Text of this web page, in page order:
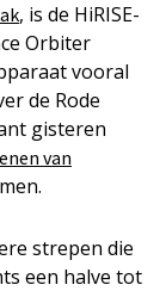
, is de HiRISE-
Orbiter
vooral
de Rode
gisteren
van
strepen die
een halve tot